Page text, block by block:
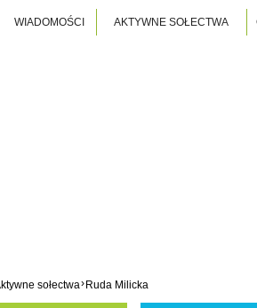
WIADOMOŚCI AKTYWNE SOŁECTWA
sołectwa›Ruda Milicka